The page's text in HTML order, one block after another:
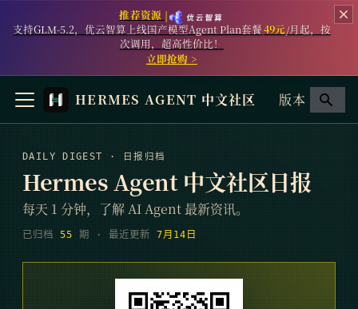
推荐资源 |
支持GLM-5.2，优云智算上线国产模型Agent Plan套餐49元/月起，按
次调用，超高性价比！
立即抢购 >
HERMES AGENT 中文社区 版本
DAILY DIGEST · 日报归档
Hermes Agent 中文社区日报
每天 1 分钟，了解 AI Agent 最新资讯。
已归档 55 期 · 最近更新 7月14日